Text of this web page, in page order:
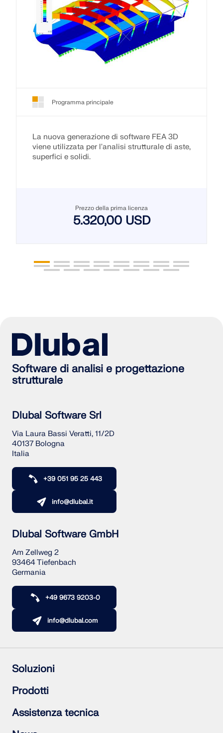
Programma principale
La nuova generazione di software FEA 3D
viene utilizzata per l'analisi strutturale di aste,
superfici e solidi.
Prezzo della prima licenza
5.320,00 USD
Software di analisi e progettazione
strutturale
Dlubal Software Srl
Via Laura Bassi Veratti, 11/2D
40137 Bologna
Italia
+39 051 95 25 443
info@dlubal.it
Dlubal Software GmbH
Am Zellweg 2
93464 Tiefenbach
Germania
+49 9673 9203-0
info@dlubal.com
Soluzioni
Struttura in calcestruzzo armato
Strutture in acciaio
Strutture in legno
Giunti acciaio
Prodotti
RFEM 6
RSTAB 9
RSECTION 1
Assistenza tecnica